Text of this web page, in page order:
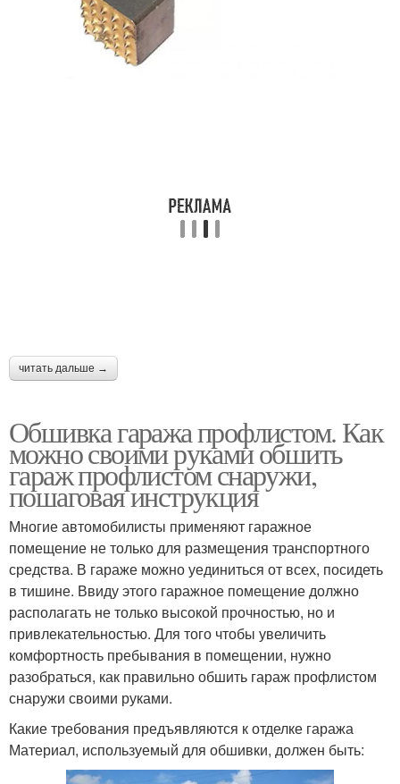
читать дальше →
Обшивка гаража профлистом. Как
можно своими руками обшить
гараж профлистом снаружи,
пошаговая инструкция
Многие автомобилисты применяют гаражное
помещение не только для размещения транспортного
средства. В гараже можно уединиться от всех, посидеть
в тишине. Ввиду этого гаражное помещение должно
располагать не только высокой прочностью, но и
привлекательностью. Для того чтобы увеличить
комфортность пребывания в помещении, нужно
разобраться, как правильно обшить гараж профлистом
снаружи своими руками.
Какие требования предъявляются к отделке гаража
Материал, используемый для обшивки, должен быть: